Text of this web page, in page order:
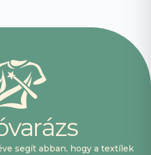
varázs
segít abban, hogy a textílek